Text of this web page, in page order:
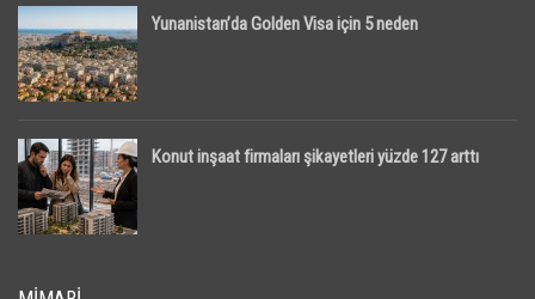
Yunanistan’da Golden Visa için 5 neden
Konut inşaat firmaları şikayetleri yüzde 127 arttı